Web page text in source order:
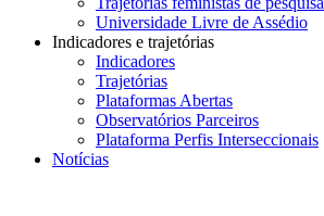
Universidade Livre de Assédio
Indicadores e trajetórias
Indicadores
Trajetórias
Plataformas Abertas
Observatórios Parceiros
Plataforma Perfis Interseccionais
Notícias